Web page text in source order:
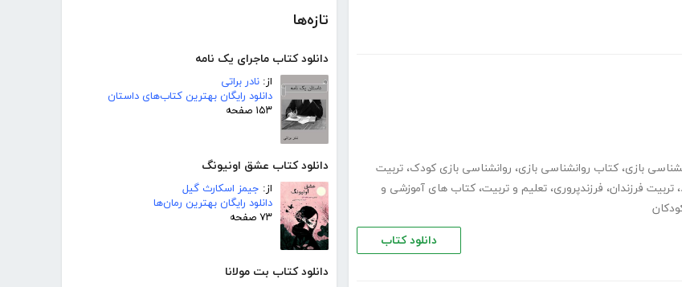
تازه‌ها
دانلود کتاب ماجرای یک نامه
از: نادر براتی
دانلود رایگان بهترین کتاب‌های داستان
۱۵۳ صفحه
دانلود کتاب عشق اونیونگ
از: جیمز اسکارث گیل
دانلود رایگان بهترین رمان‌ها
۷۳ صفحه
دانلود کتاب بت مولانا
بازی، کتاب روانشناسی بازی، روانشناسی بازی کودک، تربیت
، تربیت فرزندان، فرزندپروری، تعلیم و تربیت، کتاب های آموزشی و
دانلود کتاب